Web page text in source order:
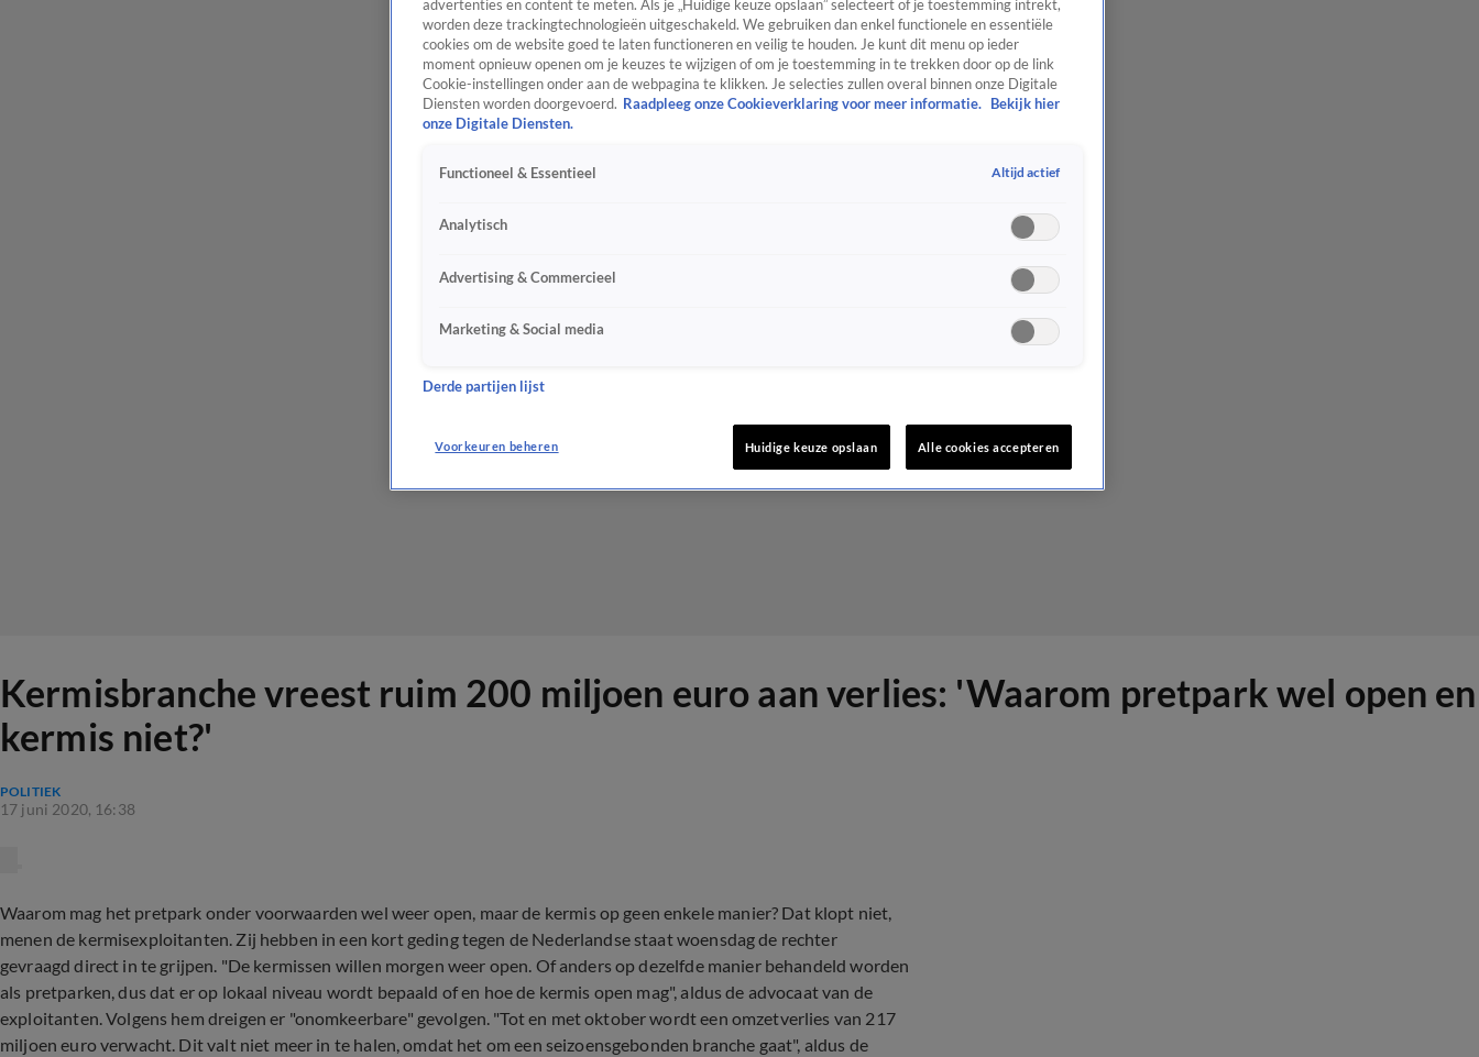
Kermisbranche vreest ruim 200 miljoen euro aan verlies: 'Waarom pretpark wel open en
kermis niet?'
POLITIEK
17 juni 2020, 16:38
Waarom mag het pretpark onder voorwaarden wel weer open, maar de kermis op geen enkele manier? Dat klopt niet,
menen de kermisexploitanten. Zij hebben in een kort geding tegen de Nederlandse staat woensdag de rechter
gevraagd direct in te grijpen. "De kermissen willen morgen weer open. Of anders op dezelfde manier behandeld worden
als pretparken, dus dat er op lokaal niveau wordt bepaald of en hoe de kermis open mag", aldus de advocaat van de
exploitanten. Volgens hem dreigen er "onomkeerbare" gevolgen. "Tot en met oktober wordt een omzetverlies van 217
miljoen euro verwacht. Dit valt niet meer in te halen, omdat het om een seizoensgebonden branche gaat", aldus de
advertenties en content te meten. Als je „Huidige keuze opslaan” selecteert of je toestemming intrekt,
worden deze trackingtechnologieën uitgeschakeld. We gebruiken dan enkel functionele en essentiële
cookies om de website goed te laten functioneren en veilig te houden. Je kunt dit menu op ieder
moment opnieuw openen om je keuzes te wijzigen of om je toestemming in te trekken door op de link
Cookie-instellingen onder aan de webpagina te klikken. Je selecties zullen overal binnen onze Digitale
Diensten worden doorgevoerd. Raadpleeg onze Cookieverklaring voor meer informatie. Bekijk hier
onze Digitale Diensten.
Functioneel & Essentieel Altijd actief
Analytisch
Advertising & Commercieel
Marketing & Social media
Derde partijen lijst
Voorkeuren beheren Huidige keuze opslaan Alle cookies accepteren